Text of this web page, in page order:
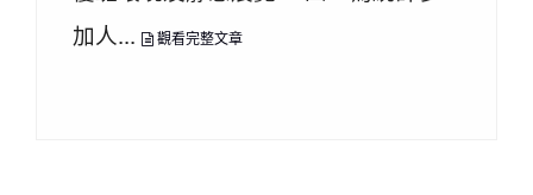
加人...
觀看完整文章